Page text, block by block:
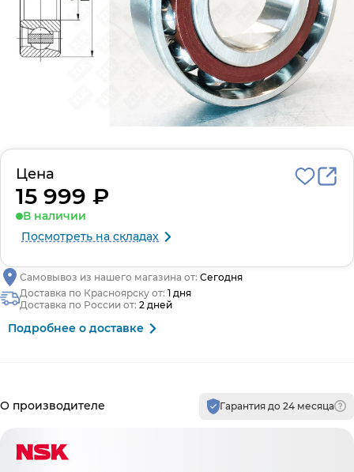
Цена
15 999 ₽
В наличии
Посмотреть на складах
Самовывоз из нашего магазина от: Сегодня
Доставка по Красноярску от: 1 дня
Доставка по России от: 2 дней
Подробнее о доставке
О производителе
Гарантия до 24 месяца